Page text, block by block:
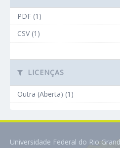
PDF (1)
CSV (1)
LICENÇAS
Outra (Aberta) (1)
Universidade Federal do Rio